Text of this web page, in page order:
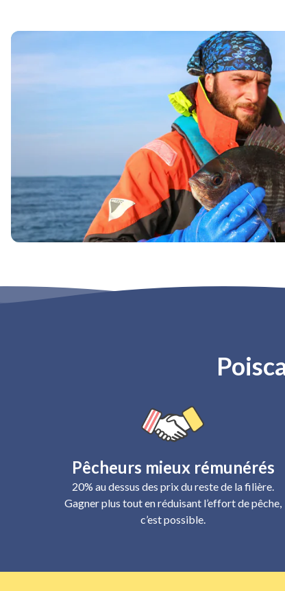
Pêcheurs mieux rémunérés
20% au dessus des prix du reste de la filière.
Gagner plus tout en réduisant l’effort de pêche,
c’est possible.